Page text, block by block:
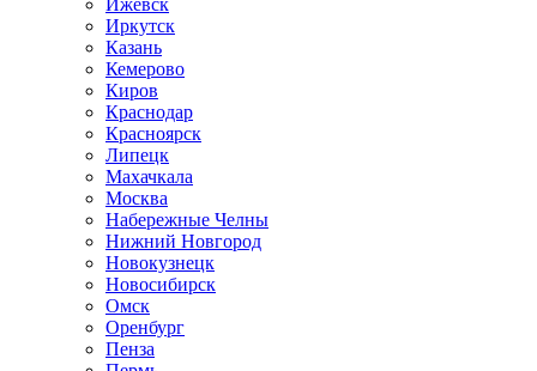
Ижевск
Иркутск
Казань
Кемерово
Киров
Краснодар
Красноярск
Липецк
Махачкала
Москва
Набережные Челны
Нижний Новгород
Новокузнецк
Новосибирск
Омск
Оренбург
Пенза